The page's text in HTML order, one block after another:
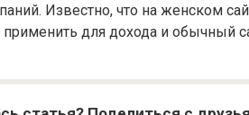
Известно, что на женском
для дохода и обычный